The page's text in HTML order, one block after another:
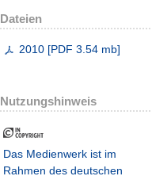
Dateien
2010 [PDF 3.54 mb]
Nutzungshinweis
Das Medienwerk ist im
Rahmen des deutschen